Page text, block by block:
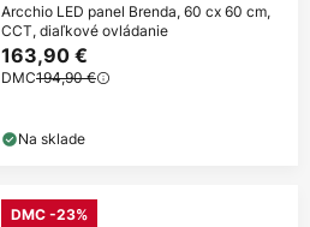
Arcchio LED panel Brenda, 60 cx 60 cm,
CCT, diaľkové ovládanie
163,90 €
DMC194,90 €
Na sklade
DMC -23%